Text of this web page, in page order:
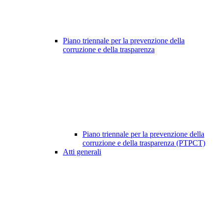
Piano triennale per la prevenzione della
corruzione e della trasparenza
Piano triennale per la prevenzione della
corruzione e della trasparenza (PTPCT)
Atti generali